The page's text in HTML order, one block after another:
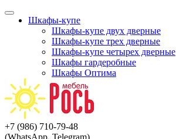
Шкафы-купе
Шкафы-купе двух дверные
Шкафы-купе трех дверные
Шкафы-купе четырех дверные
Шкафы гардеробные
Шкафы Оптима
+7 (986) 710-79-48
(WhatsApp, Telegram)